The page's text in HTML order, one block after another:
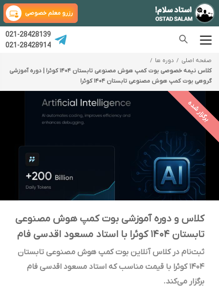
رزرو معلم خصوصی
021-28428139
021-28428914
صفحه اصلی
دوره ها
کلاس نیمه خصوصی بوت کمپ هوش مصنوعی تابستان ۱۴۰۴ کوئرا | دوره آموزشی
گروهی بوت کمپ هوش مصنوعی تابستان ۱۴۰۴ کوئرا
برگزار شده
کلاس و دوره آموزشی بوت کمپ هوش مصنوعی
تابستان ۱۴۰۴ کوئرا با استاد مسعود اقدسی فام
ثبت‌نام در کلاس آنلاین بوت کمپ هوش مصنوعی تابستان
۱۴۰۴ کوئرا با قیمت مناسب که استاد مسعود اقدسی فام
برگزار می‌کند.